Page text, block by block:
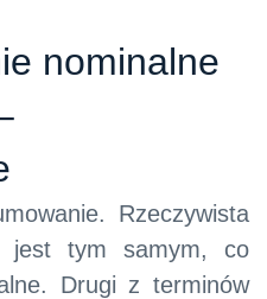
nominalne
Rzeczywista
jest tym samym, co
Drugi z terminów